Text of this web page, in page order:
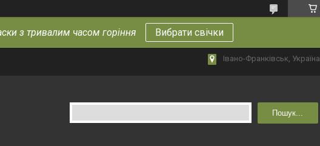
з тривалим часом горіння Вибрати свічки
Івано-Франківськ, Україна
Пошук...